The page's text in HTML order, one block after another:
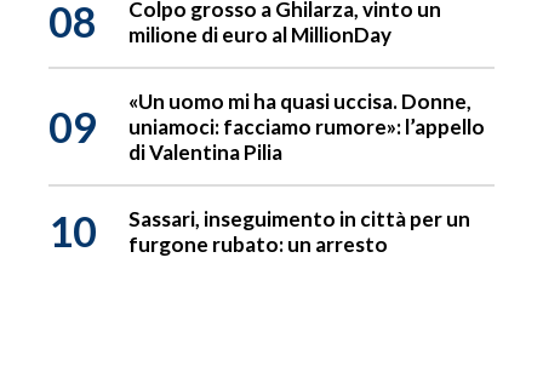
08
Colpo grosso a Ghilarza, vinto un
milione di euro al MillionDay
09
«Un uomo mi ha quasi uccisa. Donne,
uniamoci: facciamo rumore»: l’appello
di Valentina Pilia
10
Sassari, inseguimento in città per un
furgone rubato: un arresto